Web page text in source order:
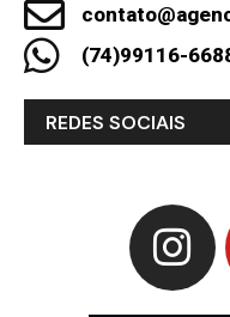
(74)99116-
REDES SOCIAIS